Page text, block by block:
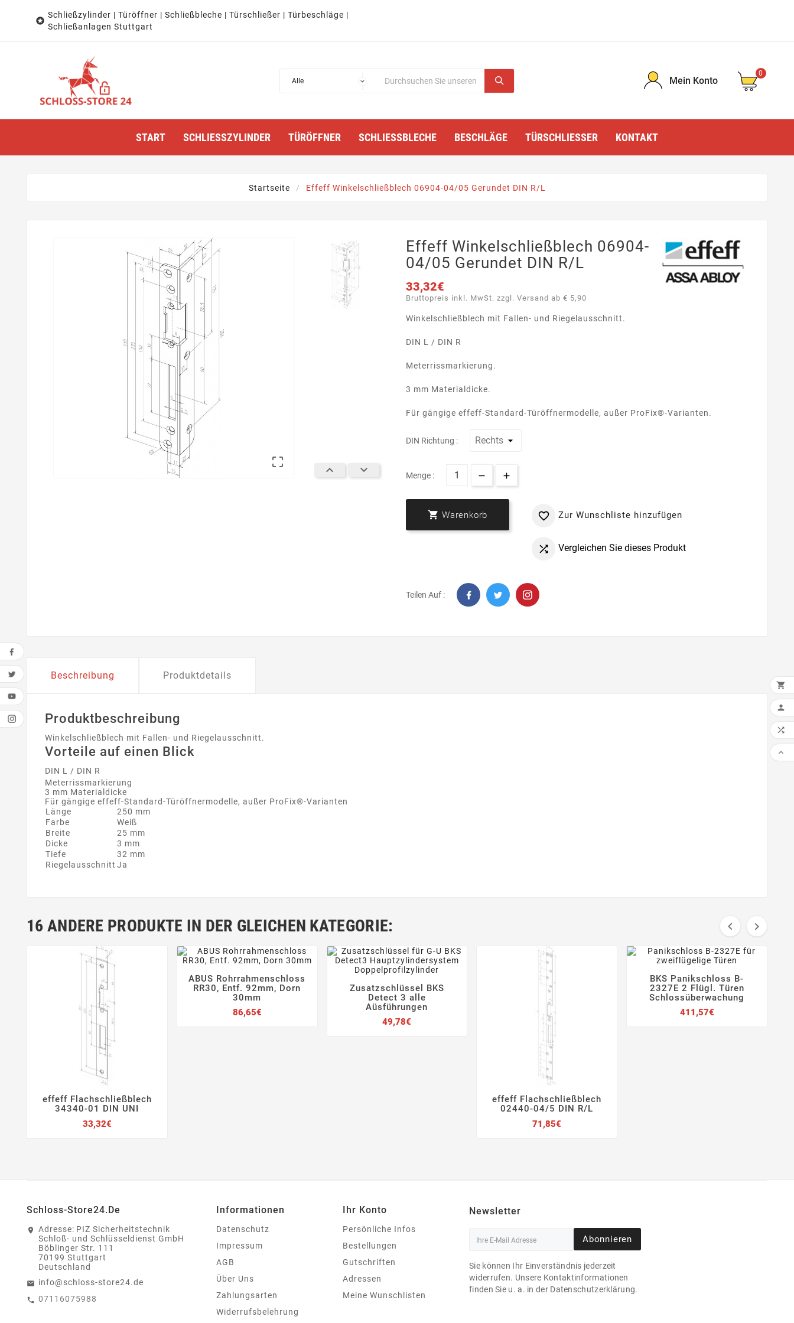

Schließzylinder | Türöffner | Schließbleche | Türschließer | Türbeschläge |
Schließanlagen Stuttgart
Mein Konto
0
START SCHLIESSZYLINDER TÜRÖFFNER SCHLIESSBLECHE BESCHLÄGE TÜRSCHLIESSER KONTAKT
Startseite Effeff Winkelschließblech 06904-04/05 Gerundet DIN R/L

 
Effeff Winkelschließblech 06904-
04/05 Gerundet DIN R/L
33,32€
Bruttopreis inkl. MwSt. zzgl. Versand ab € 5,90
Winkelschließblech mit Fallen- und Riegelausschnitt.
DIN L / DIN R
Meterrissmarkierung.
3 mm Materialdicke.
Für gängige effeff-Standard-Türöffnermodelle, außer ProFix®-Varianten.
DIN Richtung :
Menge :
 Warenkorb  Zur Wunschliste hinzufügen
 Vergleichen Sie dieses Produkt
Teilen Auf :
Beschreibung Produktdetails
Produktbeschreibung
Winkelschließblech mit Fallen- und Riegelausschnitt.
Vorteile auf einen Blick
DIN L / DIN R
Meterrissmarkierung
3 mm Materialdicke
Für gängige effeff-Standard-Türöffnermodelle, außer ProFix®-Varianten
Länge
250 mm
Farbe
Weiß
Breite
25 mm
Dicke
3 mm
Tiefe
32 mm
Riegelausschnitt Ja
16 ANDERE PRODUKTE IN DER GLEICHEN KATEGORIE:  
   
effeff Flachschließblech
34340-01 DIN UNI
33,32€Preis
   
ABUS Rohrrahmenschloss
RR30, Entf. 92mm, Dorn
30mm
86,65€Preis
 
Zusatzschlüssel BKS
Detect 3 alle
Aüsführungen
49,78€
   
effeff Flachschließblech
02440-04/5 DIN R/L
71,85€
   
BKS Panikschloss B-
2327E 2 Flügl. Türen
Schlossüberwachung
411,57€Preis
Schloss-Store24.de
Adresse: PIZ Sicherheitstechnik
Schloß- und Schlüsseldienst GmbH
Böblinger Str. 111
70199 Stuttgart
Deutschland
info@schloss-store24.de
07116075988
Informationen
Datenschutz
Impressum
AGB
Über Uns
Zahlungsarten
Widerrufsbelehrung
Ihr Konto
Persönliche Infos
Bestellungen
Gutschriften
Adressen
Meine Wunschlisten
Newsletter
Abonnieren
Sie können Ihr Einverständnis jederzeit
widerrufen. Unsere Kontaktinformationen
finden Sie u. a. in der Datenschutzerklärung.



